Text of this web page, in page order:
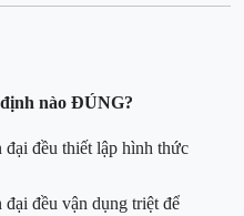
nào ĐÚNG?
đều thiết lập hình thức
đều vận dụng triệt để